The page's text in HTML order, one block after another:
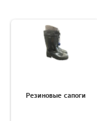
Резиновые сапоги